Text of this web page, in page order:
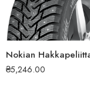
₴5,246.00